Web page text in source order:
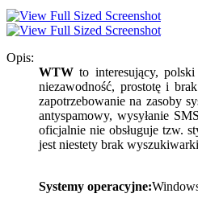
Opis:
WTW to interesujący,
niezawodność, prostotę i
zapotrzebowanie na zasoby
antyspamowy, wysyłanie
oficjalnie nie obsługuje tzw.
jest niestety brak
Systemy operacyjne: